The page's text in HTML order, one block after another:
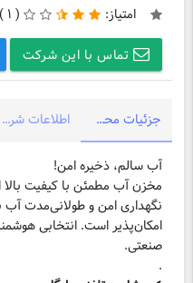
امتیاز:
( ۱ )
تماس با این شرکت
جزئیات محصول اطلاعات شرکت
نگهداری امن و طولانی‌مدت آب
امکان‌پذیر است. انتخابی
.